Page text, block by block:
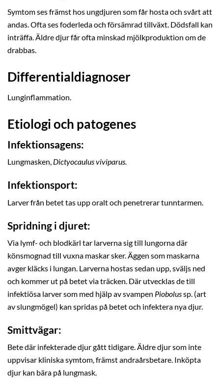
Symtom ses främst hos ungdjuren som får hosta och svårt att
andas. Ofta ses foderleda och försämrad tillväxt. Dödsfall kan
inträffa. Äldre djur får ofta minskad mjölkproduktion om de
drabbas.
Differentialdiagnoser
Lunginflammation.
Etiologi och patogenes
Infektionsagens:
Lungmasken, Dictyocaulus viviparus.
Infektionsport:
Larver från betet tas upp oralt och penetrerar tunntarmen.
Spridning i djuret:
Via lymf- och blodkärl tar larverna sig till lungorna där
könsmognad till vuxna maskar sker. Äggen som maskarna
avger kläcks i lungan. Larverna hostas sedan upp, sväljs ned
och kommer ut på betet via träcken. Där utvecklas de till
infektiösa larver som med hjälp av svampen Piobolussp. (art
av slungmögel) kan spridas på betet och infektera nya djur.
Smittvägar:
Bete där infekterade djur gått tidigare. Äldre djur som inte
uppvisar kliniska symtom, främst andraårsbetare. Inköpta
djur kan bära på lungmask.